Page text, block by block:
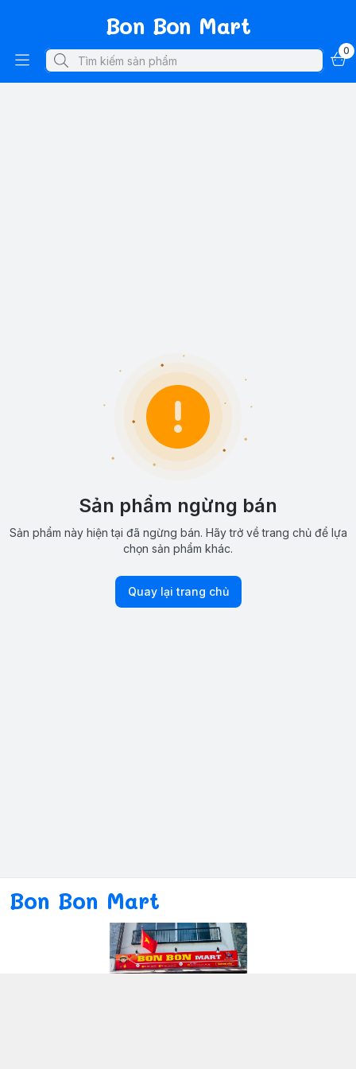
Bon Bon Mart
0
Sản phẩm ngừng bán
Sản phẩm này hiện tại đã ngừng bán. Hãy trở về trang chủ để lựa
chọn sản phẩm khác.
Quay lại trang chủ
Bon Bon Mart